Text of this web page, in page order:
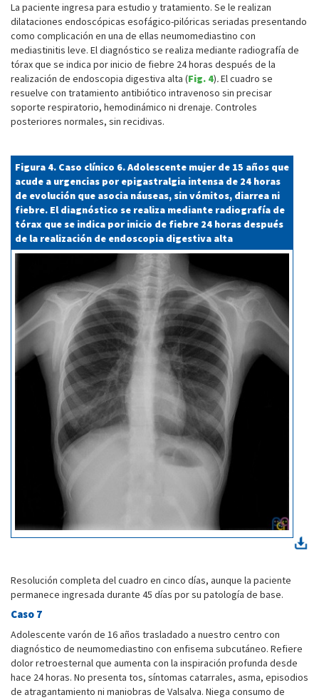
La paciente ingresa para estudio y tratamiento. Se le realizan
dilataciones endoscópicas esofágico-pilóricas seriadas presentando
como complicación en una de ellas neumomediastino con
mediastinitis leve. El diagnóstico se realiza mediante radiografía de
tórax que se indica por inicio de fiebre 24 horas después de la
realización de endoscopia digestiva alta (Fig. 4).El cuadro se
resuelve con tratamiento antibiótico intravenoso sin precisar
soporte respiratorio, hemodinámico ni drenaje. Controles
posteriores normales, sin recidivas.
Figura 4. Caso clínico 6. Adolescente mujer de 15 años que
acude a urgencias por epigastralgia intensa de 24 horas
de evolución que asocia náuseas, sin vómitos, diarrea ni
fiebre. El diagnóstico se realiza mediante radiografía de
tórax que se indica por inicio de fiebre 24 horas después
de la realización de endoscopia digestiva alta
Resolución completa del cuadro en cinco días, aunque la paciente
permanece ingresada durante 45 días por su patología de base.
Caso 7
Adolescente varón de 16 años trasladado a nuestro centro con
diagnóstico de neumomediastino con enfisema subcutáneo. Refiere
dolor retroesternal que aumenta con la inspiración profunda desde
hace 24 horas. No presenta tos, síntomas catarrales, asma, episodios
de atragantamiento ni maniobras de Valsalva. Niega consumo de